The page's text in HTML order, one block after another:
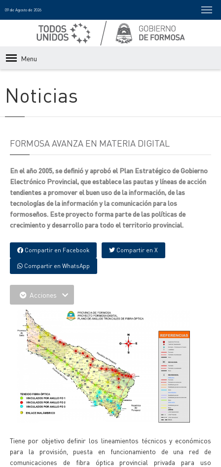
09 de Agosto de 2026
Menu
Noticias
FORMOSA AVANZA EN MATERIA DIGITAL
En el año 2005, se definió y aprobó el Plan Estratégico de Gobierno
Electrónico Provincial, que establece las pautas y líneas de acción
tendientes a promover el buen uso de la información, de las
tecnologías de la información y la comunicación para los
formoseños. Este proyecto forma parte de las políticas de
crecimiento y desarrollo para todo el territorio provincial.
Compartir en Facebook Compartir en X
Compartir en WhatsApp
Acciones
Tiene por objetivo definir los lineamientos técnicos y económicos
para la provisión, puesta en funcionamiento de una red de
comunicaciones de fibra óptica provincial privada para uso